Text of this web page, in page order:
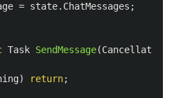
= state. ChatMessages ;
Task SendMessage(
) return;